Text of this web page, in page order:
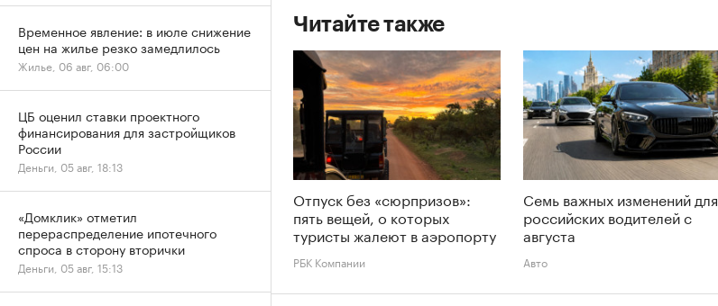
Читайте также
Отпуск без «сюрпризов»:
пять вещей, о которых
туристы жалеют в аэропорту
РБК Компании
Семь важных изменений для
российских водителей с
августа
Авто
Временное явление: в июле снижение
цен на жилье резко замедлилось
Жилье, 06 авг, 06:00
ЦБ оценил ставки проектного
финансирования для застройщиков
России
Деньги, 05 авг, 18:13
«Домклик» отметил
перераспределение ипотечного
спроса в сторону вторички
Деньги, 05 авг, 15:13